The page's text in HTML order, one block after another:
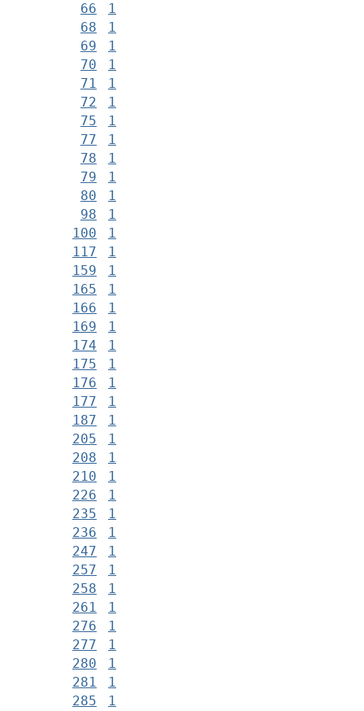
66
1
68
1
69
1
70
1
71
1
72
1
75
1
77
1
78
1
79
1
80
1
98
1
100
1
117
1
159
1
165
1
166
1
169
1
174
1
175
1
176
1
177
1
187
1
205
1
208
1
210
1
226
1
235
1
236
1
247
1
257
1
258
1
261
1
276
1
277
1
280
1
281
1
285
1